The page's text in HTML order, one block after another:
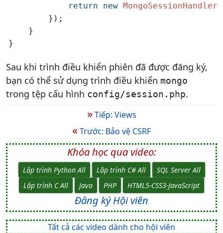
return
new MongoSessionHandler
        });
    }
}
Sau khi trình điều khiển phiên đã được đăng ký,
bạn có thể sử dụng trình điều khiển mongo
trong tệp cấu hình config/session . php.
»Tiếp: Views
«Trước: Bảo vệ CSRF
Khóa học qua video:
Lập trình Python All Lập trình C# All
SQL Server All
Lập trình C All
Java PHP HTML5-CSS3-JavaScript
Đăng ký Hội viên
Tất cả các video dành cho hội viên